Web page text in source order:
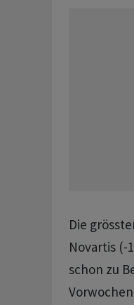
Die
Novartis (-
schon zu